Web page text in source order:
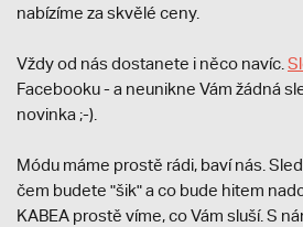
nabízíme za skvělé ceny.
Vždy od nás dostanete i něco navíc. S
Facebooku - a neunikne Vám žádná
novinka ;-).
Módu máme prostě rádi, baví nás.
čem budete "šik" a co bude hitem
KABEA prostě víme, co Vám sluší. S